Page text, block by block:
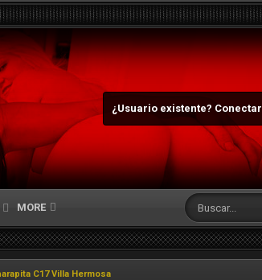
¿Usuario existente? Conectar
MORE
C17 Villa Hermosa